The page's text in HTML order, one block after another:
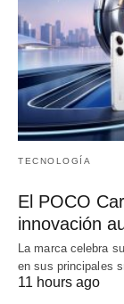
TECNOLOGÍA
El POCO
innovación
La marca celebra
en sus principales
11 hours ago